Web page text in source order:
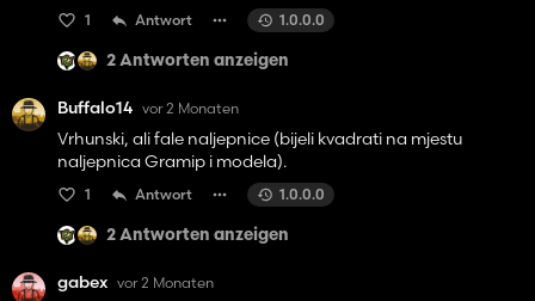
1 Antwort 1.0.0.0
2 Antworten anzeigen
Buffalo14 vor 2 Monaten
Vrhunski, ali fale naljepnice (bijeli kvadrati na mjestu
naljepnica Gramip i modela).
1 Antwort 1.0.0.0
2 Antworten anzeigen
gabex vor 2 Monaten